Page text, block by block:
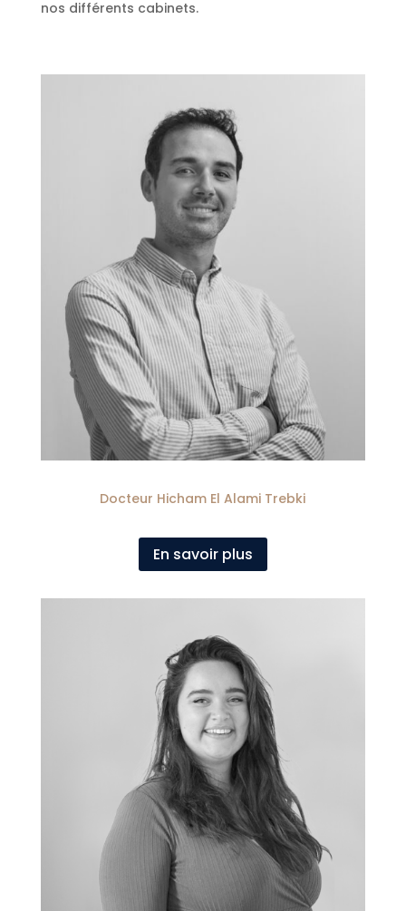
nos différents cabinets.
Docteur Hicham El Alami Trebki
En savoir plus